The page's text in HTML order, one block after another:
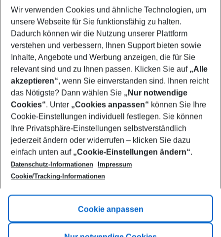
Select your date range
09/08/26–07/08/27 5-8 nights
Who will travel
2 adults No children
Show more filter
Footer
Footer navigation
Title A
Link A
Wir verwenden Cookies und ähnliche Technologien, um
unsere Webseite für Sie funktionsfähig zu halten.
Dadurch können wir die Nutzung unserer Plattform
verstehen und verbessern, Ihnen Support bieten sowie
Inhalte, Angebote und Werbung anzeigen, die für Sie
relevant sind und zu Ihnen passen. Klicken Sie auf „Alle
akzeptieren“, wenn Sie einverstanden sind. Ihnen reicht
das Nötigste? Dann wählen Sie „Nur notwendige
Cookies“. Unter „Cookies anpassen“ können Sie Ihre
Cookie-Einstellungen individuell festlegen. Sie können
Ihre Privatsphäre-Einstellungen selbstverständlich
jederzeit ändern oder widerrufen – klicken Sie dazu
einfach unten auf „Cookie-Einstellungen ändern“.
Datenschutz-Informationen
Impressum
Cookie/Tracking-Informationen
Cookie anpassen